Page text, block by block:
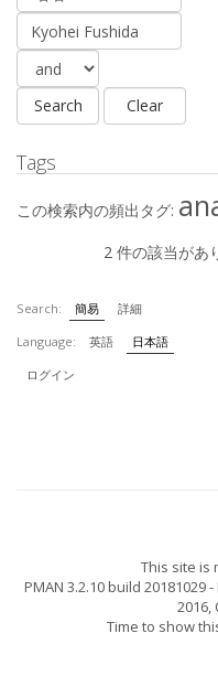
Tags
この検索内の頻出タグ:
2 件の該当があ
Search: 簡易
詳細
Language:
英語
日本語
ログイン
This site is
PMAN 3.2.10 build 20181029-
2016,
Time to show